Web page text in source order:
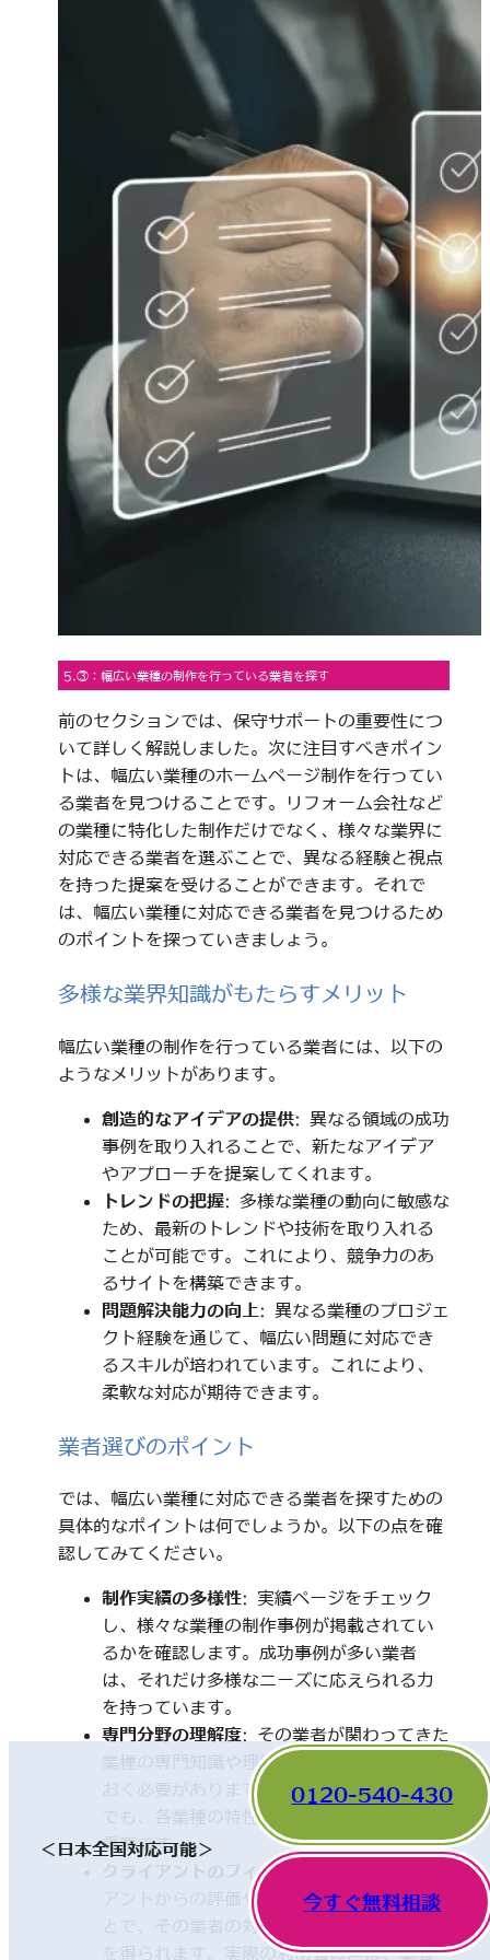
5.③：幅広い業種の制作を行っている業者を探す
前のセクションでは、保守サポートの重要性につ
いて詳しく解説しました。次に注目すべきポイン
トは、幅広い業種のホームページ制作を行ってい
る業者を見つけることです。リフォーム会社など
の業種に特化した制作だけでなく、様々な業界に
対応できる業者を選ぶことで、異なる経験と視点
を持った提案を受けることができます。それで
は、幅広い業種に対応できる業者を見つけるため
のポイントを探っていきましょう。
多様な業界知識がもたらすメリット
幅広い業種の制作を行っている業者には、以下の
ようなメリットがあります。
創造的なアイデアの提供: 異なる領域の成功
事例を取り入れることで、新たなアイデア
やアプローチを提案してくれます。
トレンドの把握: 多様な業種の動向に敏感な
ため、最新のトレンドや技術を取り入れる
ことが可能です。これにより、競争力のあ
るサイトを構築できます。
問題解決能力の向上: 異なる業種のプロジェ
クト経験を通じて、幅広い問題に対応でき
るスキルが培われています。これにより、
柔軟な対応が期待できます。
業者選びのポイント
では、幅広い業種に対応できる業者を探すための
具体的なポイントは何でしょうか。以下の点を確
認してみてください。
制作実績の多様性: 実績ページをチェック
し、様々な業種の制作事例が掲載されてい
るかを確認します。成功事例が多い業者
は、それだけ多様なニーズに応えられる力
を持っています。
専門分野の理解度: その業者が関わってきた
業種の専門知識や理解度についても触れて
おく必要があります。一見、異なった分野
でも、各業種の特性を理解していることが
重要です。
クライアントのフィードバック
アントからの評価やレビューを確認するこ
とで、その業者の対応や成果に関する情報
を得られます。実際の利用者の声は、業者
＜日本全国対応可能＞
0120-540-430
今すぐ無料相談